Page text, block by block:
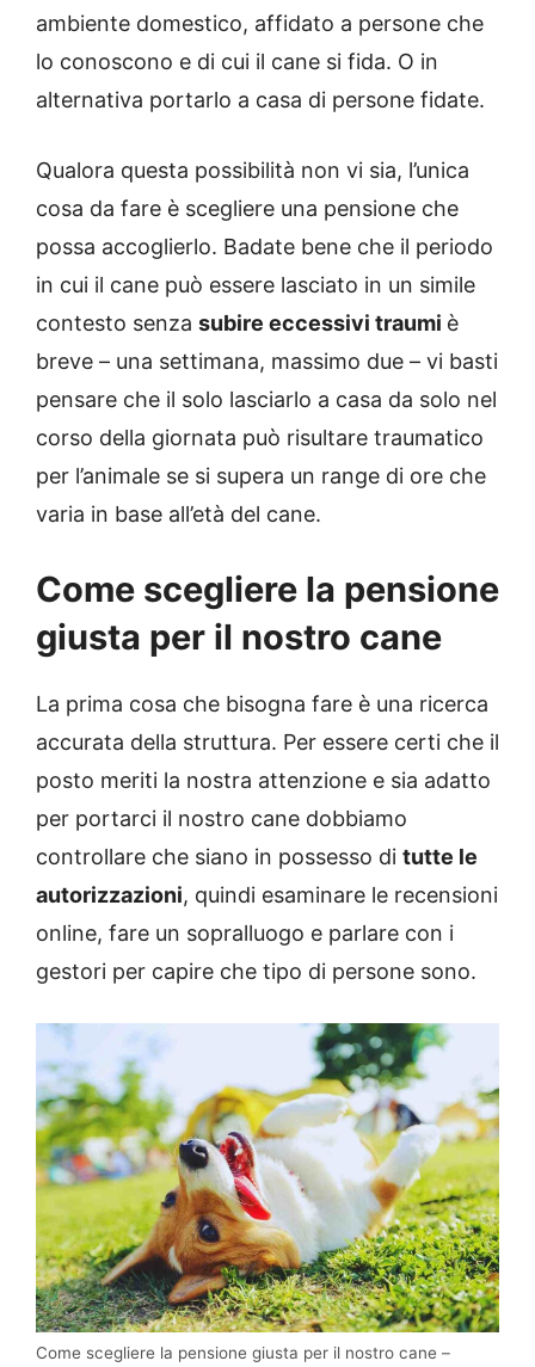
ambiente domestico, affidato a persone che
lo conoscono e di cui il cane si fida. O in
alternativa portarlo a casa di persone fidate.
Qualora questa possibilità non vi sia, l’unica
cosa da fare è scegliere una pensione che
possa accoglierlo. Badate bene che il periodo
in cui il cane può essere lasciato in un simile
contesto senza subire eccessivi traumi è
breve – una settimana, massimo due – vi basti
pensare che il solo lasciarlo a casa da solo nel
corso della giornata può risultare traumatico
per l’animale se si supera un range di ore che
varia in base all’età del cane.
Come scegliere la pensione
giusta per il nostro cane
La prima cosa che bisogna fare è una ricerca
accurata della struttura. Per essere certi che il
posto meriti la nostra attenzione e sia adatto
per portarci il nostro cane dobbiamo
controllare che siano in possesso di tutte le
autorizzazioni, quindi esaminare le recensioni
online, fare un sopralluogo e parlare con i
gestori per capire che tipo di persone sono.
Come scegliere la pensione giusta per il nostro cane –